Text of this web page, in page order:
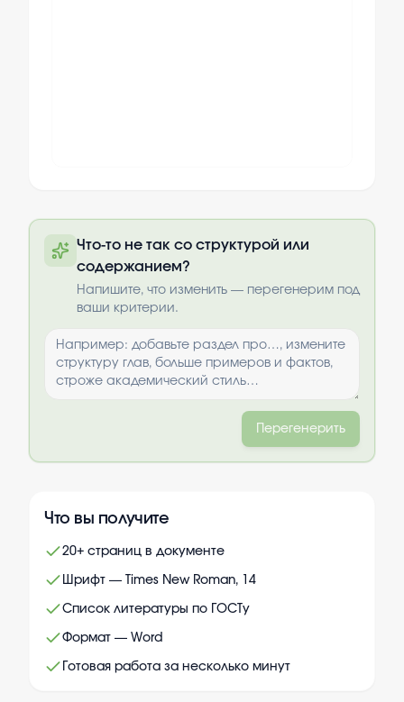
оплаты
Что-то не так со структурой или
содержанием?
Напишите, что изменить — перегенерим под
ваши критерии.
Перегенерить
Что вы получите
20+ страниц в документе
Шрифт — Times New Roman, 14
Список литературы по ГОСТу
Формат — Word
Готовая работа за несколько минут